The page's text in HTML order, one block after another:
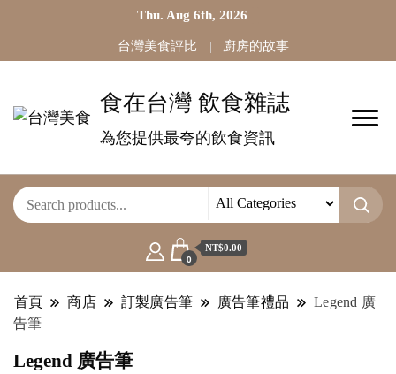
Thu. Aug 6th, 2026
台灣美食評比 廚房的故事
食在台灣 飲食雜誌
為您提供最夸的飲食資訊
0
NT$0.00
首頁 商店 訂製廣告筆 廣告筆禮品
Legend 廣
告筆
Legend 廣告筆